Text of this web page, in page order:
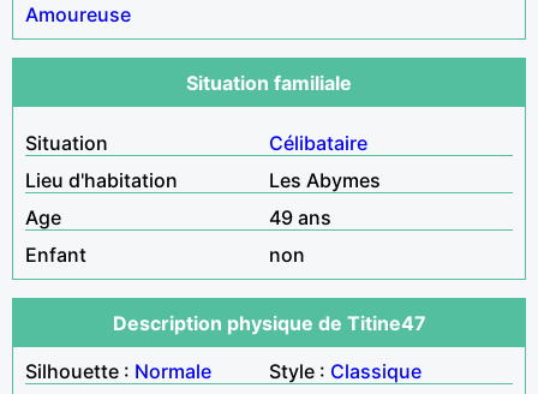
Amoureuse
Situation familiale
Situation
Célibataire
Lieu d'habitation
Les Abymes
Age
49 ans
Enfant
non
Description physique de Titine47
Silhouette : Normale Style : Classique